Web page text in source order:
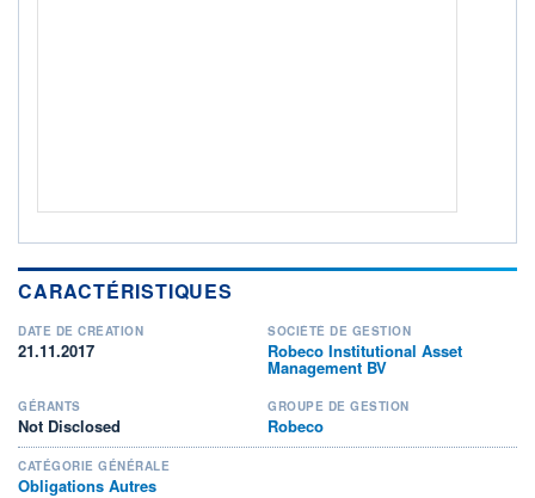
3/7
+ PORTEFEUILLE + LISTE
CARACTÉRISTIQUES
DATE DE CRÉATION
21.11.2017
SOCIÉTÉ DE GESTION
Robeco Institutional Asset
Management BV
GÉRANTS
Not Disclosed
GROUPE DE GESTION
Robeco
CATÉGORIE GÉNÉRALE
Obligations Autres